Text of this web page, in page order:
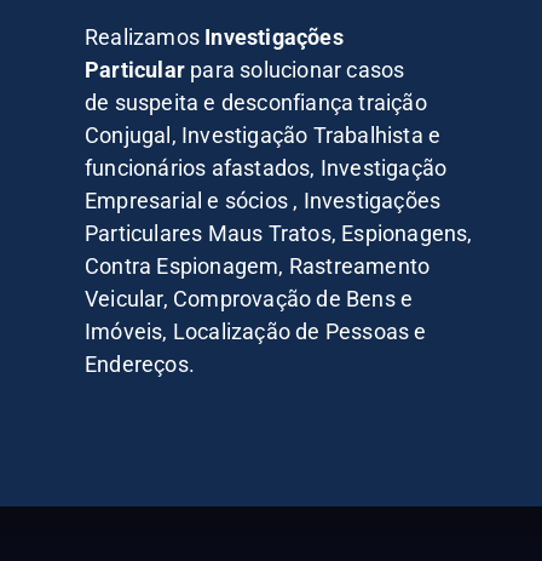
Realizamos Investigações
Particular para solucionar casos
de suspeita e desconfiança traição
Conjugal, Investigação Trabalhista e
funcionários afastados, Investigação
Empresarial e sócios , Investigações
Particulares Maus Tratos, Espionagens,
Contra Espionagem, Rastreamento
Veicular, Comprovação de Bens e
Imóveis, Localização de Pessoas e
Endereços.